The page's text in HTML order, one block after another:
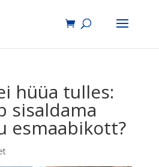
hüüa tulles:
sisaldama
esmaabikott?